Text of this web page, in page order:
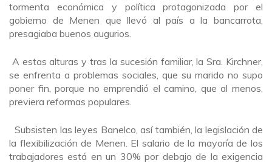
tormenta económica y política protagonizada por el
gobierno de Menen que llevó al país a la bancarrota,
presagiaba buenos augurios.
A estas alturas y tras la sucesión familiar, la Sra. Kirchner,
se enfrenta a problemas sociales, que su marido no supo
poner fin, porque no emprendió el camino, que al menos,
previera reformas populares.
Subsisten las leyes Banelco, así también, la legislación de
la flexibilización de Menen. El salario de la mayoría de los
trabajadores está en un 30% por debajo de la exigencia